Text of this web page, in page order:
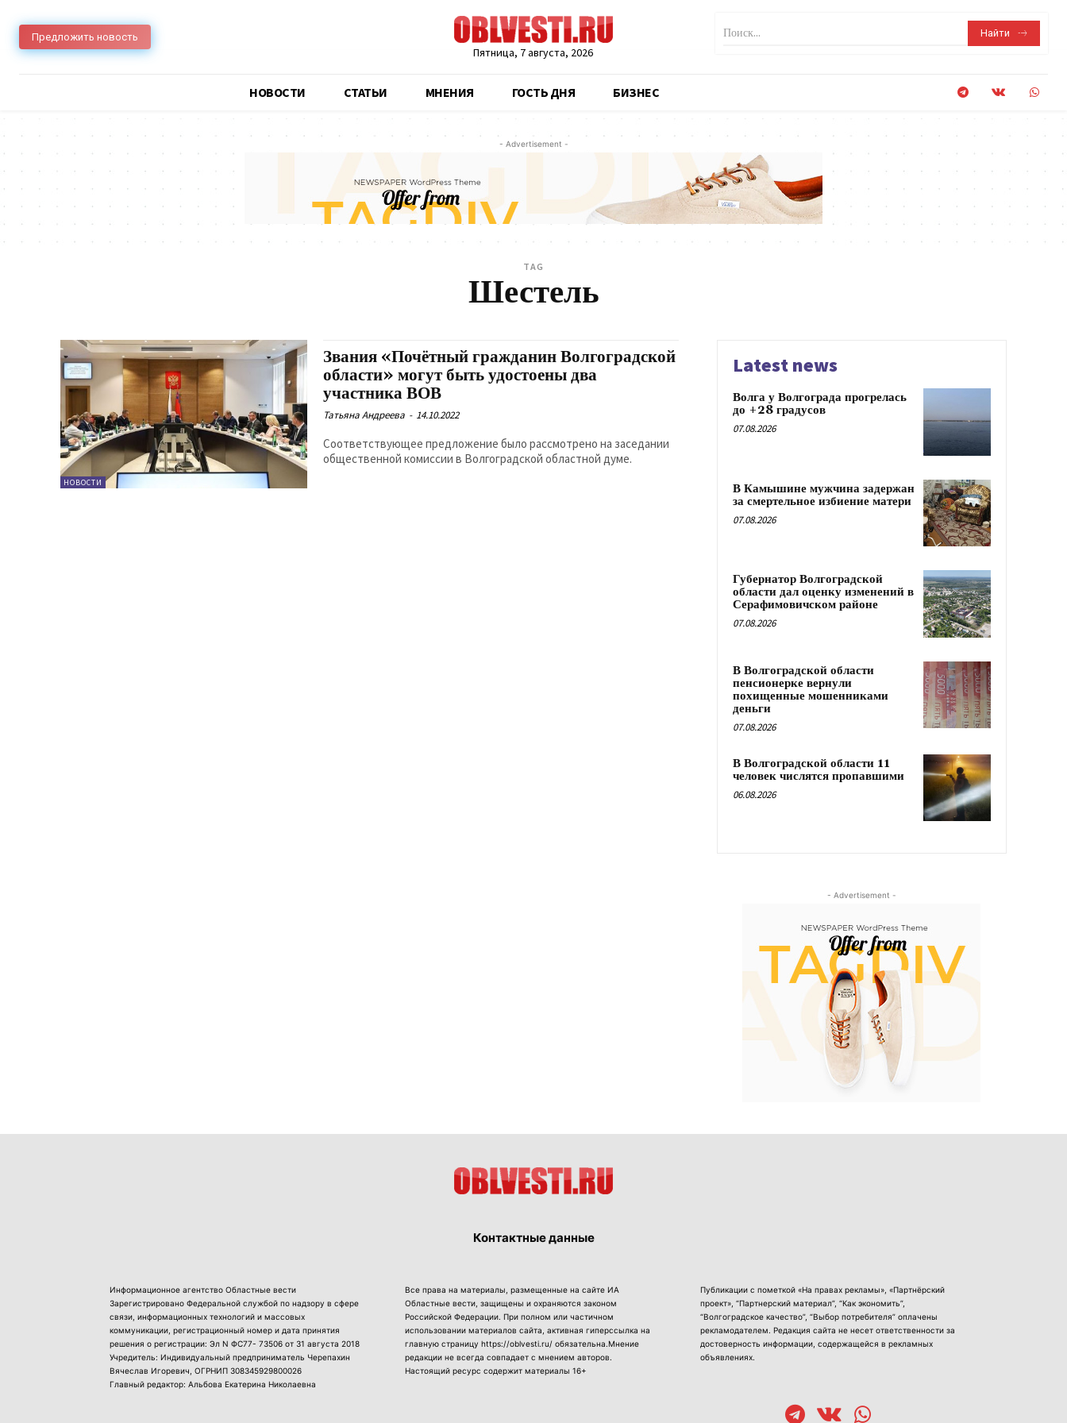
Предложить новость
Пятница, 7 августа, 2026
Поиск... Найти
НОВОСТИ CТАТЬИ МНЕНИЯ ГОСТЬ ДНЯ БИЗНЕС
- Advertisement -
TAG
Шестель
НОВОСТИ
Звания «Почётный гражданин Волгоградской
области» могут быть удостоены два
участника ВОВ
Татьяна Андреева - 14.10.2022
Соответствующее предложение было рассмотрено на заседании
общественной комиссии в Волгоградской областной думе.
Latest news
Волга у Волгограда прогрелась
до +28 градусов
07.08.2026
В Камышине мужчина задержан
за смертельное избиение матери
07.08.2026
Губернатор Волгоградской
области дал оценку изменений в
Серафимовичском районе
07.08.2026
В Волгоградской области
пенсионерке вернули
похищенные мошенниками
деньги
07.08.2026
В Волгоградской области 11
человек числятся пропавшими
06.08.2026
- Advertisement -
Контактные данные
Информационное агентство Областные вести
Зарегистрировано Федеральной службой по надзору в сфере
связи, информационных технологий и массовых
коммуникации, регистрационный номер и дата принятия
решения о регистрации: Эл N ФС77- 73506 от 31 августа 2018
Учредитель: Индивидуальный предприниматель Черепахин
Вячеслав Игоревич, ОГРНИП 308345929800026
Главный редактор: Альбова Екатерина Николаевна
Все права на материалы, размещенные на сайте ИА
Областные вести, защищены и охраняются законом
Российской Федерации. При полном или частичном
использовании материалов сайта, активная гиперссылка на
главную страницу https://oblvesti.ru/ обязательна.Мнение
редакции не всегда совпадает с мнением авторов.
Настоящий ресурс содержит материалы 16+
Публикации с пометкой «На правах рекламы», «Партнёрский
проект», “Партнерский материал”, “Как экономить”,
“Волгоградское качество”, “Выбор потребителя” оплачены
рекламодателем. Редакция сайта не несет ответственности за
достоверность информации, содержащейся в рекламных
объявлениях.